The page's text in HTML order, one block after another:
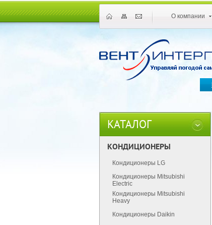
О компании
КАТАЛОГ
КОНДИЦИОНЕРЫ
Кондиционеры LG
Кондиционеры Mitsubishi
Electric
Кондиционеры Mitsubishi
Heavy
Кондиционеры Daikin